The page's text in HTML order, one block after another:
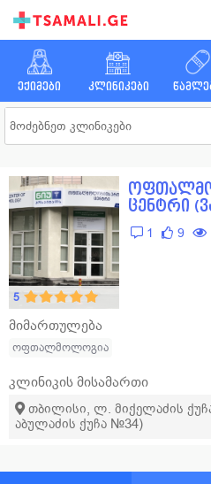
ექიმები კლინიკები
5
ცენტრი
1 9
მიმართულება
ოფთალმოლოგია
კლინიკის მისამართი
თბილისი, ლ. მიქელაძის
აბულაძის ქუჩა №34)